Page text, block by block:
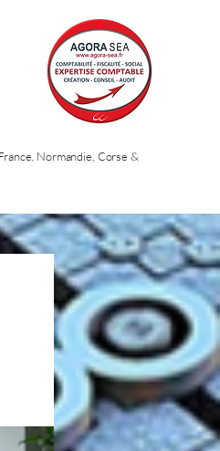
Normandie, Corse &